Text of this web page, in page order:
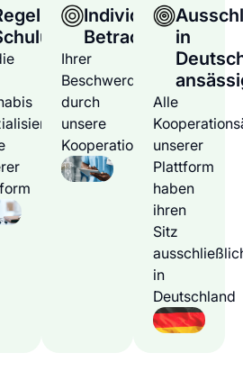
Individuelle
Betrachtung
Ihrer
Beschwerden
durch
unsere
Kooperationsärzte
in
Alle
unserer
Plattform
haben
ihren
Sitz
in
Deutschland